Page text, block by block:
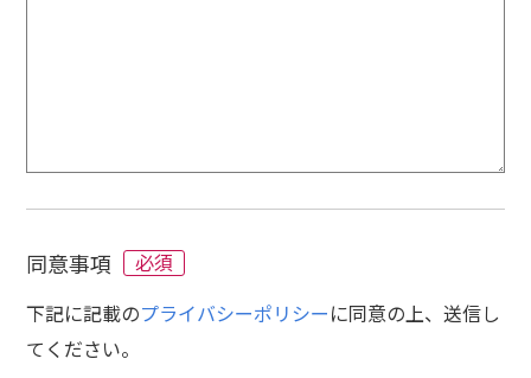
同意事項
必須
下記に記載のプライバシーポリシーに同意の上、送信し
てください。